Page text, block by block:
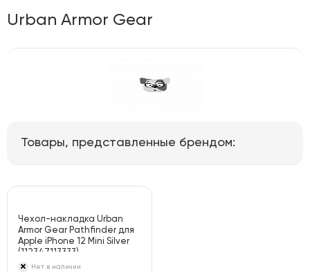
Urban Armor Gear
Товары, представленные брендом:
Чехол-накладка Urban
Armor Gear Pathfinder для
Apple iPhone 12 Mini Silver
(112347113333)
Нет в наличии